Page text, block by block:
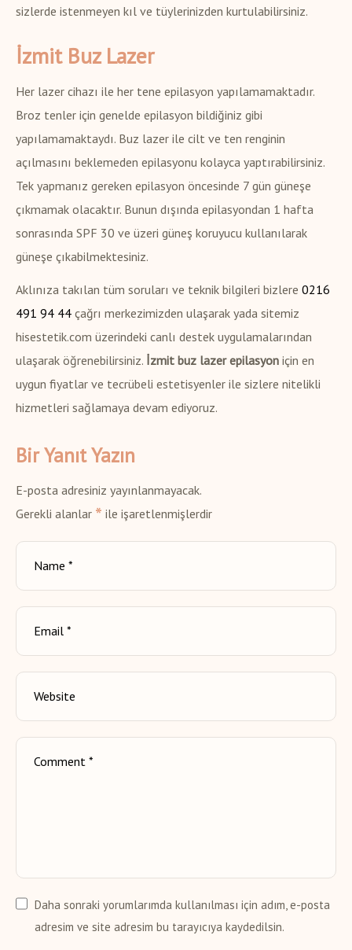
sizlerde istenmeyen kıl ve tüylerinizden kurtulabilirsiniz.
İzmit Buz Lazer
Her lazer cihazı ile her tene epilasyon yapılamamaktadır.
Broz tenler için genelde epilasyon bildiğiniz gibi
yapılamamaktaydı. Buz lazer ile cilt ve ten renginin
açılmasını beklemeden epilasyonu kolayca yaptırabilirsiniz.
Tek yapmanız gereken epilasyon öncesinde 7 gün güneşe
çıkmamak olacaktır. Bunun dışında epilasyondan 1 hafta
sonrasında SPF 30 ve üzeri güneş koruyucu kullanılarak
güneşe çıkabilmektesiniz.
Aklınıza takılan tüm soruları ve teknik bilgileri bizlere 0216
491 94 44 çağrı merkezimizden ulaşarak yada sitemiz
hisestetik.com üzerindeki canlı destek uygulamalarından
ulaşarak öğrenebilirsiniz. İzmit buz lazer epilasyon için en
uygun fiyatlar ve tecrübeli estetisyenler ile sizlere nitelikli
hizmetleri sağlamaya devam ediyoruz.
Bir Yanıt Yazın
E-posta adresiniz yayınlanmayacak.
Gerekli alanlar * ile işaretlenmişlerdir
Daha sonraki yorumlarımda kullanılması için adım, e-posta
adresim ve site adresim bu tarayıcıya kaydedilsin.